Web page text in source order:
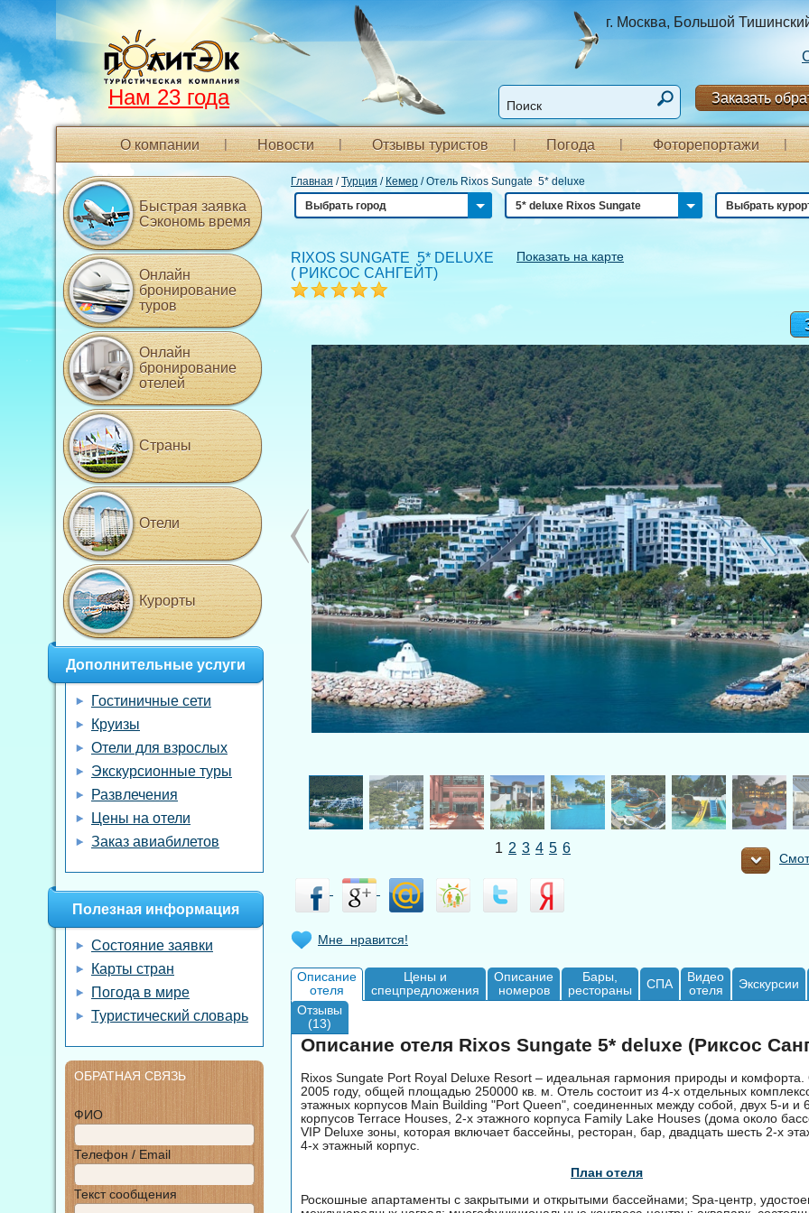
г. Москва, Большой
Заказать
Нам 23 года
О компании Новости Отзывы туристов Погода Фоторепортажи
Главная /Турция / Кемер /Отель Rixos Sungate 5* deluxe
Выбрать город
5* deluxe Rixos Sungate Выбрать
RIXOS SUNGATE 5* DELUXE
( РИКСОС САНГЕЙТ)
Показать на карте
1 2 3 4 5 6
Мне нравится!
Описание
отеля
Цены и
спецпредложения
Описание
номеров
Бары,
рестораны
СПА
Видео
отеля
Экскурсии
Отзывы
(13)
Описание отеля Rixos Sungate 5* deluxe (Риксос
Rixos Sungate Port Royal Deluxe Resort – идеальная гармония природы и комфорта.
2005 году, общей площадью 250000 кв. м. Отель состоит из 4-x отдельных
этажных корпусов Main Building "Port Queen", соединенных между собой, двух 5-и и
корпусов Terrace Houses, 2-х этажного корпуса Family Lake Houses (дома около
VIP Deluxe зоны, которая включает бассейны, ресторан, бар, двадцать шесть 2-x
4-х этажный корпус.
План отеля
Роскошные апартаменты с закрытыми и открытыми бассейнами; Spa-центр,
Быстрая заявка
Сэкономь время
Онлайн
бронирование
туров
Онлайн
бронирование
отелей
Страны
Отели
Курорты
Дополнительные услуги
Гостиничные сети
Круизы
Отели для взрослых
Экскурсионные туры
Развлечения
Цены на отели
Заказ авиабилетов
Полезная информация
Состояние заявки
Карты стран
Погода в мире
Туристический словарь
ОБРАТНАЯ СВЯЗЬ
ФИО
Телефон / Email
Текст сообщения